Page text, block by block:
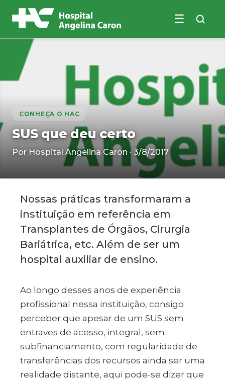
☰
Buscar no site
CONHEÇA O HAC
SUS que deu certo
Por Hospital Angelina Caron · 3/8/2017
Nossas práticas transformaram a
instituição em referência em
Transplantes de Órgãos, Cirurgia
Bariátrica, etc. Além de ser um
hospital auxiliar de ensino.
Ao longo desses anos de experiência
profissional nessa instituição, consigo
perceber que apesar de um SUS sem
entraves de acesso, integral, sem
subfinanciamento, com regularidade de
transferências dos recursos ainda ser uma
realidade distante, aqui pode-se dizer que